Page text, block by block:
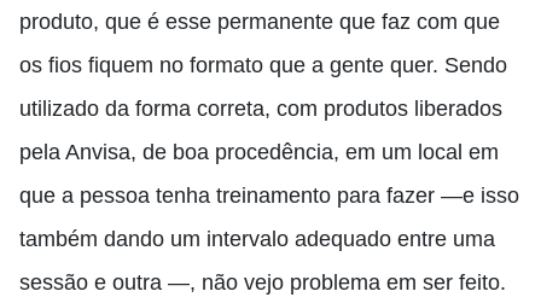
produto, que é esse permanente que faz com que
os fios fiquem no formato que a gente quer. Sendo
utilizado da forma correta, com produtos liberados
pela Anvisa, de boa procedência, em um local em
que a pessoa tenha treinamento para fazer —e isso
também dando um intervalo adequado entre uma
sessão e outra —, não vejo problema em ser feito.